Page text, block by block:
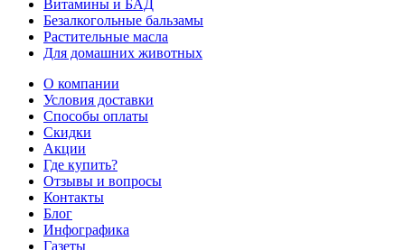
Витамины и БАД
Безалкогольные бальзамы
Растительные масла
Для домашних животных
О компании
Условия доставки
Способы оплаты
Скидки
Акции
Где купить?
Отзывы и вопросы
Контакты
Блог
Инфографика
Газеты